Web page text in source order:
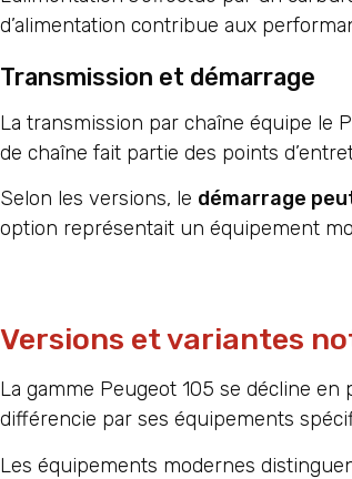
d’alimentation contribue aux
Transmission et démarrage
La transmission par chaîne équipe le
de chaîne fait partie des points
Selon les versions, le démarrage
option représentait un équipement
Versions et variantes
La gamme Peugeot 105 se décline en
différencie par ses équipements
Les équipements modernes